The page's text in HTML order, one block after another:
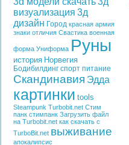
визуализация 3д
дизайн Город красная армия
знаки отличия Свастика военная
форма Униформа Руны
история Норвегия
Бодибилдинг спорт питание
Скандинавия Эдда
картинки tools
Steampunk Turbobit.net Стим
панк стимпанк Загрузить файл
на Turbobit.net как скачать с
TurboBit.net выживание
апокалипсис